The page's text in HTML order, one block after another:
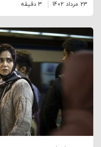
23 مرداد 1402 3 دقیقه